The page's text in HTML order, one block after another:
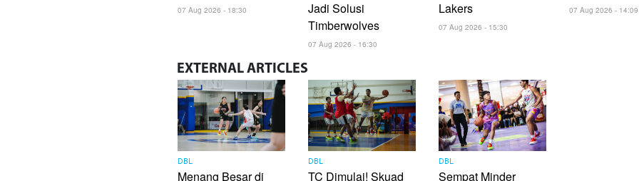
07 Aug 2026 - 18:30
Jadi Solusi
Timberwolves
07 Aug 2026 - 16:30
Lakers
07 Aug 2026 - 15:30
07 Aug 2026 - 14:09
EXTERNAL ARTICLES
DBL
Menang Besar di
DBL
TC Dimulai! Skuad
DBL
Sempat Minder